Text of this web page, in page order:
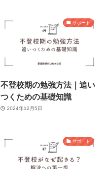
サポート
不登校期の勉強方法｜追い
つくための基礎知識
2024年12月5日
サポート